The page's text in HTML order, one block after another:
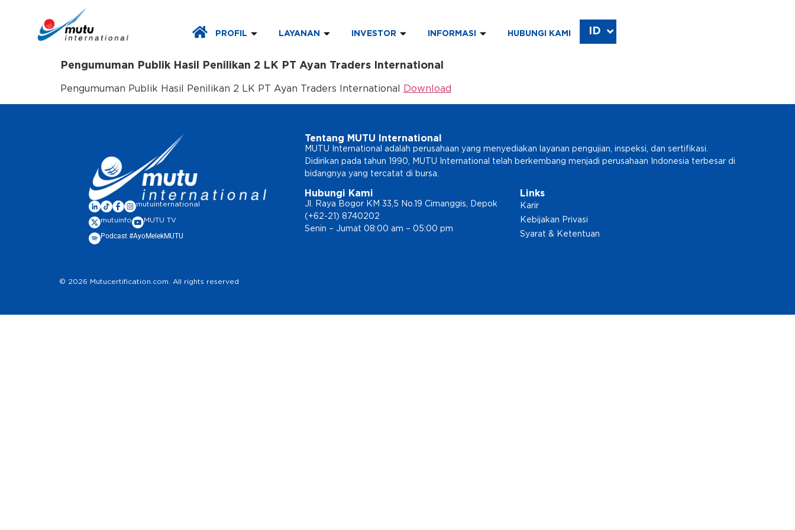
PROFIL LAYANAN INVESTOR INFORMASI HUBUNGI KAMI ID
EN
Pengumuman Publik Hasil Penilikan 2 LK PT Ayan Traders International
Pengumuman Publik Hasil Penilikan 2 LK PT Ayan Traders International Download
mutuinternational
mutuinfo MUTU TV
Podcast #AyoMelekMUTU
Tentang MUTU International
MUTU International adalah perusahaan yang menyediakan layanan pengujian, inspeksi, dan sertifikasi.
Didirikan pada tahun 1990, MUTU International telah berkembang menjadi perusahaan Indonesia terbesar di
bidangnya yang tercatat di bursa.
Hubungi Kami
Jl. Raya Bogor KM 33,5 No.19 Cimanggis, Depok
(+62-21) 8740202
Senin – Jumat 08:00 am – 05:00 pm
Links
Karir
Kebijakan Privasi
Syarat & Ketentuan
© 2026 Mutucertification.com. All rights reserved